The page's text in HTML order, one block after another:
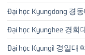
Đại học Kyungdong 경
Đại học Kyunghee 경희
Đại học Kyungil 경일대